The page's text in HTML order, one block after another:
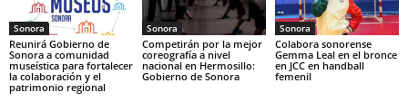
Sonora
Reunirá Gobierno de
Sonora a comunidad
museística para fortalecer
la colaboración y el
patrimonio regional
Sonora
Competirán por la mejor
coreografía a nivel
nacional en Hermosillo:
Gobierno de Sonora
Sonora
Colabora sonorense
Gemma Leal en el bronce
en JCC en handball
femenil